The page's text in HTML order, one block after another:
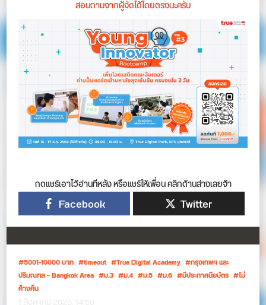
สอบถามจากผู้จัดได้โดยตรงนะครับ
กดแชร์เอาไว้อ่านทีหลัง หรือแชร์ให้เพื่อน คลิกด้านล่างเลยจ้า
Facebook Twitter
5001-10000 บาท timeout True Digital Academy
กรุงเทพฯ และ
ปริมณฑล – Bangkok Area
ม.3 ม.4 ม.5 ม.6 มีประกาศนียบัตร
ไม่
ค้างคืน